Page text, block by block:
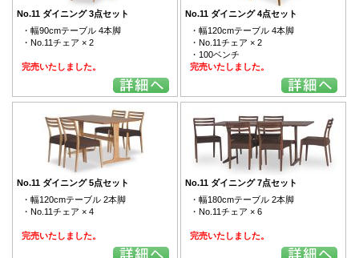
No.11 ダイニング 3点セット
・幅90cmテーブル 4本脚
・No.11チェア × 2
完売いたしました。
No.11 ダイニング 4点セット
・幅120cmテーブル 4本脚
・No.11チェア × 2
・100ベンチ
完売いたしました。
No.11 ダイニング 5点セット
・幅120cmテーブル 2本脚
・No.11チェア × 4
完売いたしました。
No.11 ダイニング 7点セット
・幅180cmテーブル 2本脚
・No.11チェア × 6
完売いたしました。